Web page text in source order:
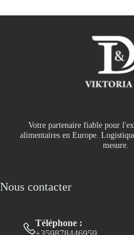
Votre partenaire fiable pour
alimentaires en Europe.
mesure.
Nous contacter
Téléphone :